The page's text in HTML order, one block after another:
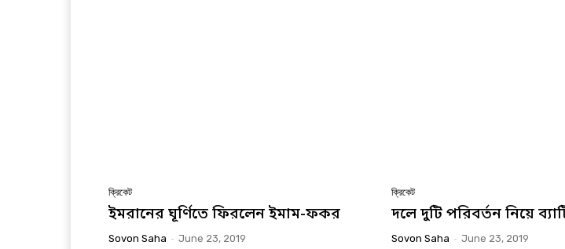
ক্রিকেট
ইমরানের ঘূর্ণিতে ফিরলেন ইমাম-ফকর
Sovon Saha - June 23, 2019
ক্রিকেট
দলে দুটি পরিবর্তন নিয়ে
Sovon Saha - June 23, 2019